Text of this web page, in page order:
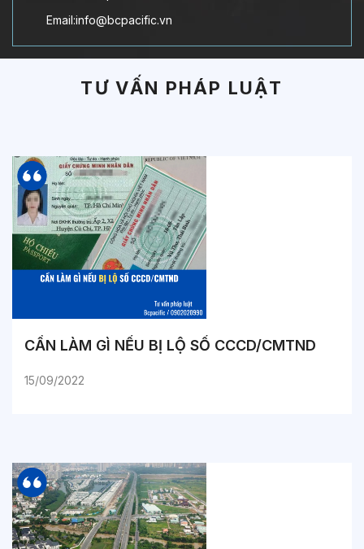
Email:info@bcpacific.vn
TƯ VẤN PHÁP LUẬT
CẦN LÀM GÌ NẾU BỊ LỘ SỐ CCCD/CMTND
15/09/2022